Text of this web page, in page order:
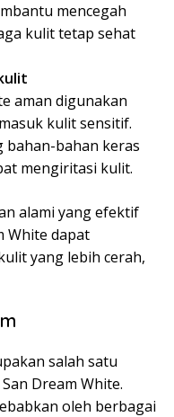
mencegah
kulit tetap sehat
aman digunakan
kulit sensitif.
bahan-bahan keras
mengiritasi kulit.
alami yang efektif
White dapat
yang lebih cerah,
salah satu
Dream White.
oleh berbagai